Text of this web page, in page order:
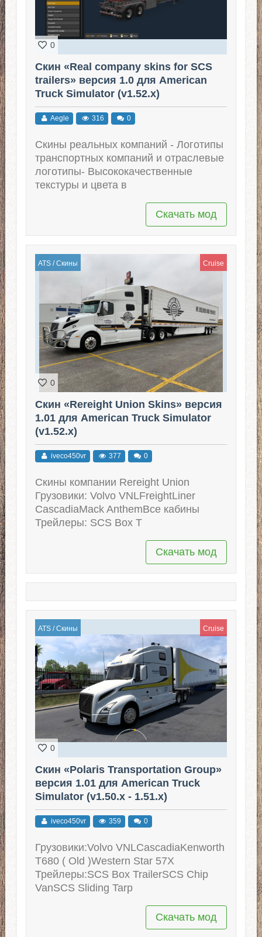
0
Скин «Real company skins for SCS
trailers» версия 1.0 для American
Truck Simulator (v1.52.x)
Aegle 316 0
Скины реальных компаний - Логотипы
транспортных компаний и отраслевые
логотипы- Высококачественные
текстуры и цвета в
Скачать мод
ATS/Скины Cruise
0
Скин «Rereight Union Skins» версия
1.01 для American Truck Simulator
(v1.52.x)
iveco450vr 377 0
Скины компании Rereight Union
Грузовики: Volvo VNLFreightLiner
CasсadiaMack AnthemВсе кабины
Трейлеры: SCS Box T
Скачать мод
ATS/Скины Cruise
0
Скин «Polaris Transportation Group»
версия 1.01 для American Truck
Simulator (v1.50.x - 1.51.x)
iveco450vr 359 0
Грузовики:Volvo VNLCascadiaKenworth
T680 ( Old )Western Star 57X
Трейлеры:SCS Box TrailerSCS Chip
VanSCS Sliding Tarp
Скачать мод